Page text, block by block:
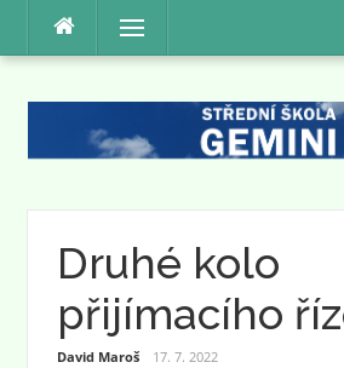
Přeskočit
obsah
Menu
Druhé kolo
přijímacího
David Maroš 17. 7. 2022